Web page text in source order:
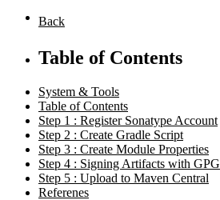
Back
Table of Contents
System & Tools
Table of Contents
Step 1 : Register Sonatype Account
Step 2 : Create Gradle Script
Step 3 : Create Module Properties
Step 4 : Signing Artifacts with GPG
Step 5 : Upload to Maven Central
Referenes